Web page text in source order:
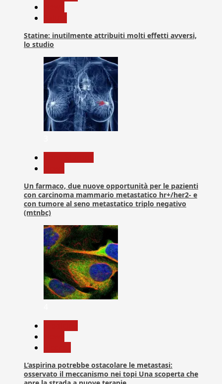
Statine: inutilmente attribuiti molti effetti avversi,
lo studio
Un farmaco, due nuove opportunità per le pazienti
con carcinoma mammario metastatico hr+/her2- e
con tumore al seno metastatico triplo negativo
(mtnbc)
L’aspirina potrebbe ostacolare le metastasi:
osservato il meccanismo nei topi Una scoperta che